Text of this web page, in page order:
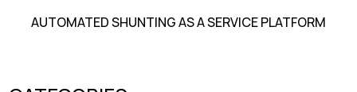
AUTOMATED SHUNTING AS A SERVICE PLATFORM